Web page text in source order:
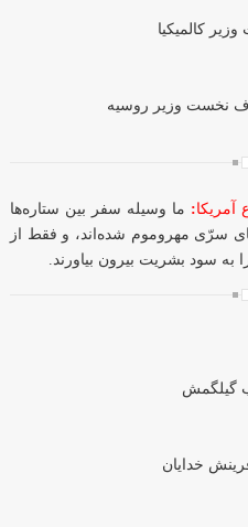
کالمیکیا
نخست وزیر روسیه
آمریکا: ما وسیله سفر بین ستاره‌ها
سرّی مهروموم شده‌اند، و فقط از
به سود بشریت بیرون بیاورند.
گیلگمش
خدایان